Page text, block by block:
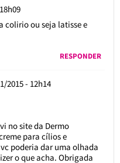
colirio ou seja latisse e
RESPONDER
2015 - 12h14
no site da Dermo
para cílios e
poderia dar uma olhada
o que acha. Obrigada